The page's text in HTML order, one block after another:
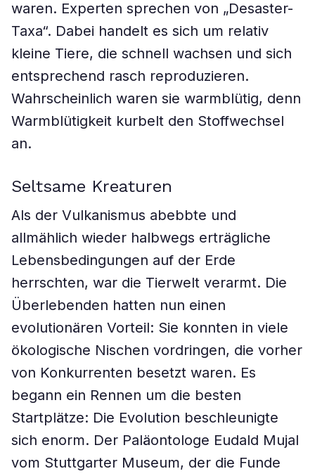
waren. Experten sprechen von „Desaster-
Taxa“. Dabei handelt es sich um relativ
kleine Tiere, die schnell wachsen und sich
entsprechend rasch reproduzieren.
Wahrscheinlich waren sie warmblütig, denn
Warmblütigkeit kurbelt den Stoffwechsel
an.
Seltsame Kreaturen
Als der Vulkanismus abebbte und
allmählich wieder halbwegs erträgliche
Lebensbedingungen auf der Erde
herrschten, war die Tierwelt verarmt. Die
Überlebenden hatten nun einen
evolutionären Vorteil: Sie konnten in viele
ökologische Nischen vordringen, die vorher
von Konkurrenten besetzt waren. Es
begann ein Rennen um die besten
Startplätze: Die Evolution beschleunigte
sich enorm. Der Paläontologe Eudald Mujal
vom Stuttgarter Museum, der die Funde